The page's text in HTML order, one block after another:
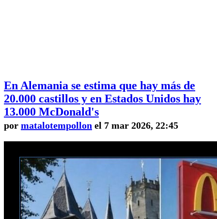
En Alemania se estima que hay más de
20.000 castillos y en Estados Unidos hay
13.000 McDonald's
por matalotempollon el 7 mar 2026, 22:45